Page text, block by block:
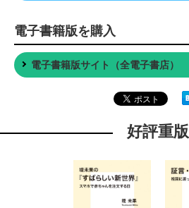
電子書籍版を購入
電子書籍版サイト（全電子書店）
好評重版